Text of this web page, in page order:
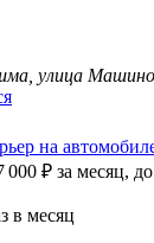
улица
на
000 ₽ за месяц,
в месяц